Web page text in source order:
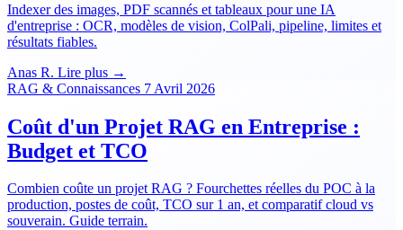
Indexer des images, PDF scannés et tableaux pour une IA
d'entreprise : OCR, modèles de vision, ColPali, pipeline, limites et
résultats fiables.
Anas R. Lire plus →
RAG & Connaissances 7 Avril 2026
Coût d'un Projet RAG en Entreprise :
Budget et TCO
Combien coûte un projet RAG ? Fourchettes réelles du POC à la
production, postes de coût, TCO sur 1 an, et comparatif cloud vs
souverain. Guide terrain.